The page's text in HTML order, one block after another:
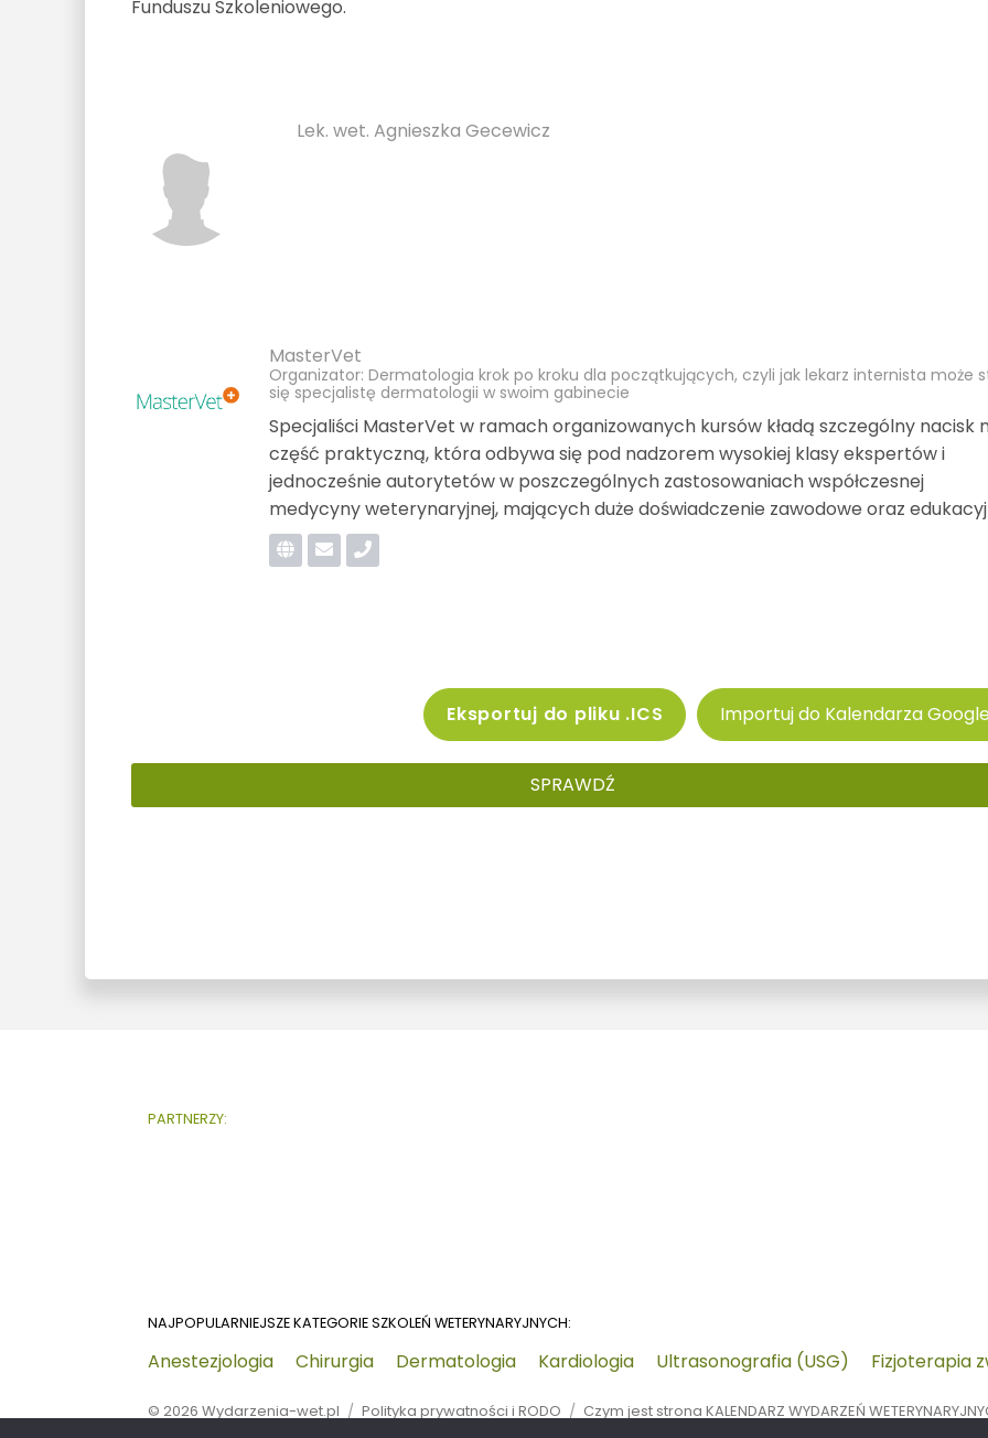
Funduszu Szkoleniowego.
Lek. wet. Agnieszka Gecewicz
MasterVet
Organizator: Dermatologia krok po kroku dla początkujących, czyli jak lekarz internista może
się specjalistę dermatologii w swoim gabinecie
Specjaliści MasterVet w ramach organizowanych kursów kładą szczególny nacisk
część praktyczną, która odbywa się pod nadzorem wysokiej klasy ekspertów i
jednocześnie autorytetów w poszczególnych zastosowaniach współczesnej
medycyny weterynaryjnej, mających duże doświadczenie zawodowe oraz
Eksportuj do pliku .ICS Importuj do Kalendarza
SPRAWDŹ
PARTNERZY:
NAJPOPULARNIEJSZE KATEGORIE SZKOLEŃ WETERYNARYJNYCH:
Anestezjologia Chirurgia Dermatologia Kardiologia Ultrasonografia (USG) Fizjoterapia
© 2026Wydarzenia-wet.pl Polityka prywatności i RODO Czym jest strona KALENDARZ WYDARZEŃ